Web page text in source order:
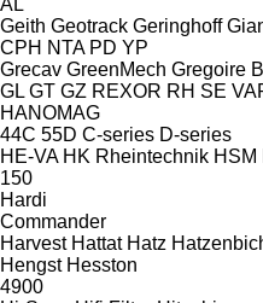
Geith Geotrack Geringhoff
CPH NTA PD YP
Grecav GreenMech Gregoire
GL GT GZ REXOR RH SE
HANOMAG
44C 55D C-series D-series
HE-VA HK Rheintechnik HSM
150
Hardi
Commander
Harvest Hattat Hatz
Hengst Hesston
4900